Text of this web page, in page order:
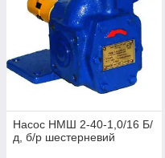
Насос НМШ 2-40-1,0/16 Б/
д, б/р шестерневий